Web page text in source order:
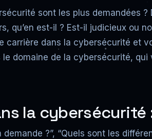
sont les plus demandées ?
qu’en est-il ? Est-il judicieux ou
dans la cybersécurité et
domaine de la cybersécurité,
la cybersécurité
?”, “Quels sont les